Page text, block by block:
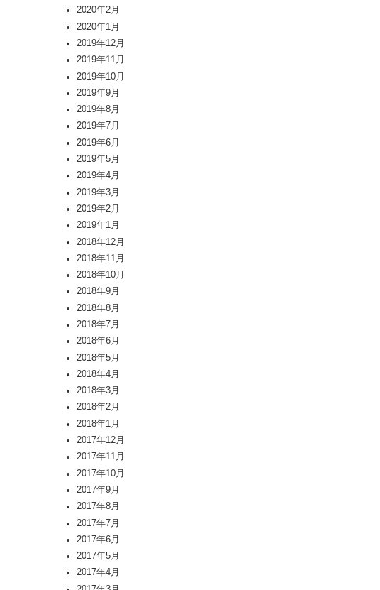
2020年2月
2020年1月
2019年12月
2019年11月
2019年10月
2019年9月
2019年8月
2019年7月
2019年6月
2019年5月
2019年4月
2019年3月
2019年2月
2019年1月
2018年12月
2018年11月
2018年10月
2018年9月
2018年8月
2018年7月
2018年6月
2018年5月
2018年4月
2018年3月
2018年2月
2018年1月
2017年12月
2017年11月
2017年10月
2017年9月
2017年8月
2017年7月
2017年6月
2017年5月
2017年4月